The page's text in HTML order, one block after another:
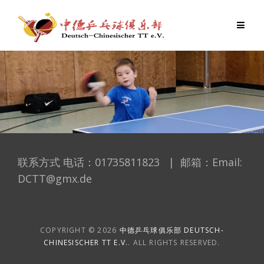
content
联系方式 电话：01735811823 | 邮箱：Email:
DCTT@gmx.de
COPYRIGHT © 2026 中德乒乓球俱乐部 DEUTSCH-
CHINESISCHER TT E.V.. ALL RIGHTS RESERVED.